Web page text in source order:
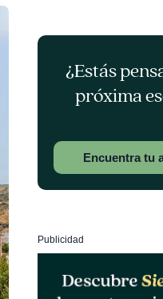
¿Estás
próxima
Encuentra tu
Publicidad